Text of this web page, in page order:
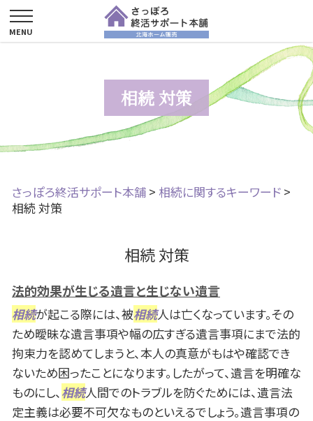
相続 対策
さっぽろ終活サポート本舗 > 相続に関するキーワード >
相続 対策
相続 対策
法的効果が生じる遺言と生じない遺言
相続が起こる際には、被相続人は亡くなっています。その
ため曖昧な遺言事項や幅の広すぎる遺言事項にまで法的
拘束力を認めてしまうと、本人の真意がもはや確認でき
ないため困ったことになります。したがって、遺言を明確な
ものにし、相続人間でのトラブルを防ぐためには、遺言法
定主義は必要不可欠なものといえるでしょう。遺言事項の